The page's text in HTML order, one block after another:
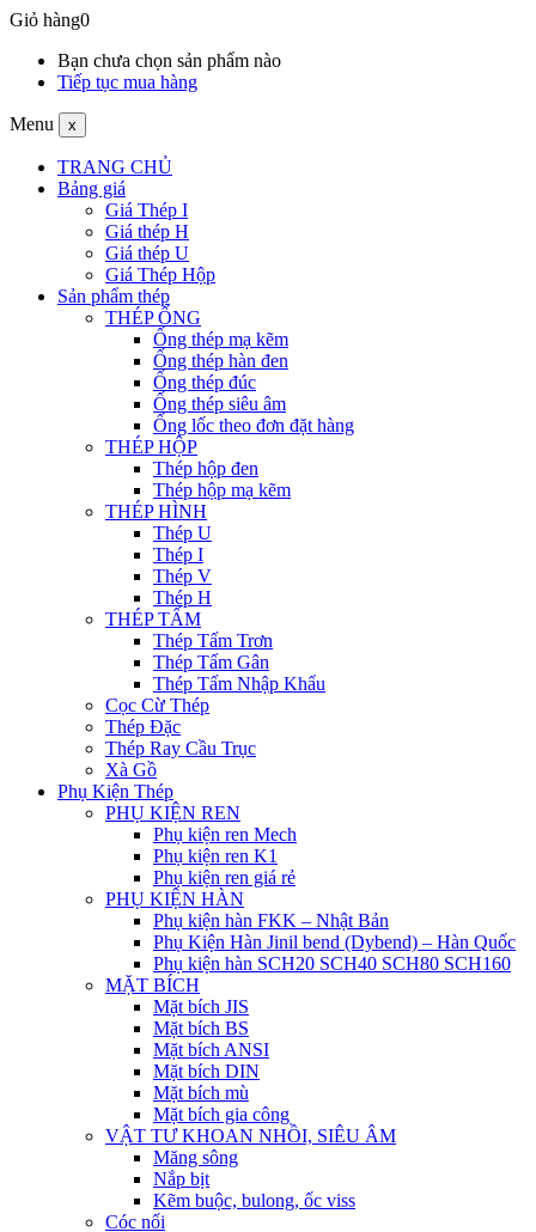
Giỏ hàng0
Bạn chưa chọn sản phẩm nào
Tiếp tục mua hàng
Menu x
TRANG CHỦ
Bảng giá
Giá Thép I
Giá thép H
Giá thép U
Giá Thép Hộp
Sản phẩm thép
THÉP ỐNG
Ống thép mạ kẽm
Ống thép hàn đen
Ống thép đúc
Ống thép siêu âm
Ống lốc theo đơn đặt hàng
THÉP HỘP
Thép hộp đen
Thép hộp mạ kẽm
THÉP HÌNH
Thép U
Thép I
Thép V
Thép H
THÉP TẤM
Thép Tấm Trơn
Thép Tấm Gân
Thép Tấm Nhập Khẩu
Cọc Cừ Thép
Thép Đặc
Thép Ray Cầu Trục
Xà Gồ
Phụ Kiện Thép
PHỤ KIỆN REN
Phụ kiện ren Mech
Phụ kiện ren K1
Phụ kiện ren giá rẻ
PHỤ KIỆN HÀN
Phụ kiện hàn FKK – Nhật Bản
Phụ Kiện Hàn Jinil bend (Dybend) – Hàn Quốc
Phụ kiện hàn SCH20 SCH40 SCH80 SCH160
MẶT BÍCH
Mặt bích JIS
Mặt bích BS
Mặt bích ANSI
Mặt bích DIN
Mặt bích mù
Mặt bích gia công
VẬT TƯ KHOAN NHỒI, SIÊU ÂM
Măng sông
Nắp bịt
Kẽm buộc, bulong, ốc viss
Cóc nối